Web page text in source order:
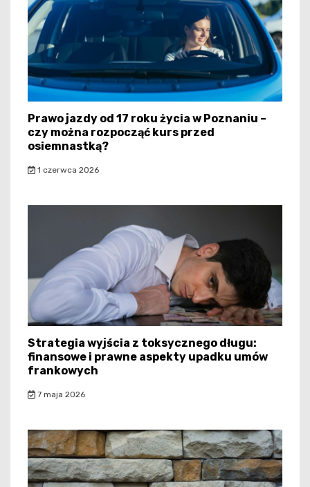
Prawo jazdy od 17 roku życia w Poznaniu –
czy można rozpocząć kurs przed
osiemnastką?
1 czerwca 2026
Strategia wyjścia z toksycznego długu:
finansowe i prawne aspekty upadku umów
frankowych
7 maja 2026